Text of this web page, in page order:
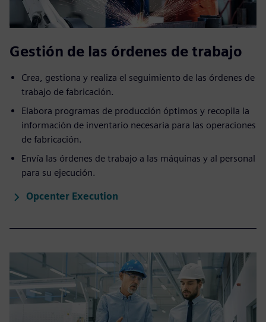
Gestión de las órdenes de trabajo
Crea, gestiona y realiza el seguimiento de las órdenes de
trabajo de fabricación.
Elabora programas de producción óptimos y recopila la
información de inventario necesaria para las operaciones
de fabricación.
Envía las órdenes de trabajo a las máquinas y al personal
para su ejecución.
Opcenter Execution